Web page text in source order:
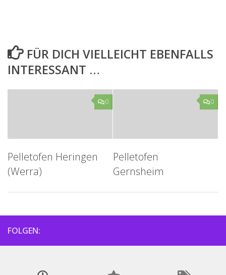
FÜR DICH VIELLEICHT EBENFALLS
INTERESSANT …
0
Pelletofen Heringen
(Werra)
0
Pelletofen
Gernsheim
FOLGEN: